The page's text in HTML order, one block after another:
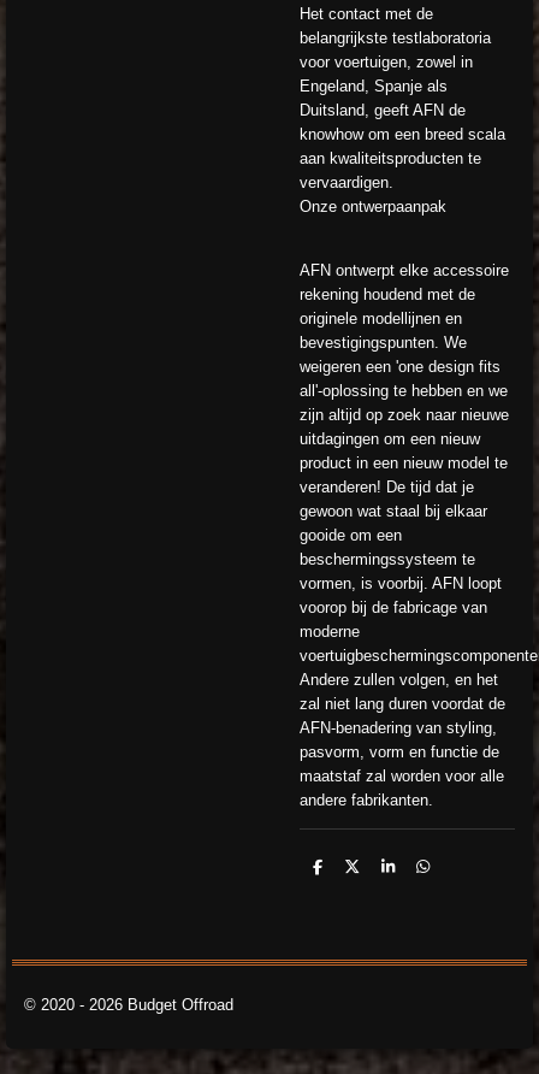
Het contact met de
belangrijkste testlaboratoria
voor voertuigen, zowel in
Engeland, Spanje als
Duitsland, geeft AFN de
knowhow om een ​​breed scala
aan kwaliteitsproducten te
vervaardigen.
Onze ontwerpaanpak
AFN ontwerpt elke accessoire
rekening houdend met de
originele modellijnen en
bevestigingspunten. We
weigeren een 'one design fits
all'-oplossing te hebben en we
zijn altijd op zoek naar nieuwe
uitdagingen om een ​​nieuw
product in een nieuw model te
veranderen! De tijd dat je
gewoon wat staal bij elkaar
gooide om een ​​
beschermingssysteem te
vormen, is voorbij. AFN loopt
voorop bij de fabricage van
moderne
Andere zullen volgen, en het
zal niet lang duren voordat de
AFN-benadering van styling,
pasvorm, vorm en functie de
maatstaf zal worden voor alle
andere fabrikanten.
D
D
S
D
© 2020 - 2026 Budget Offroad